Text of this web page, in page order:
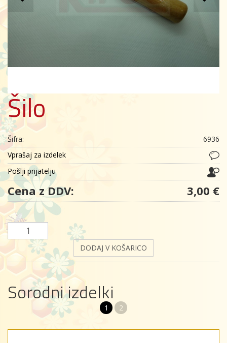
Šilo
Šifra:
6936
Vprašaj za izdelek
Pošlji prijatelju
Cena z DDV: 3,00 €
DODAJ V KOŠARICO
Sorodni izdelki
1 2